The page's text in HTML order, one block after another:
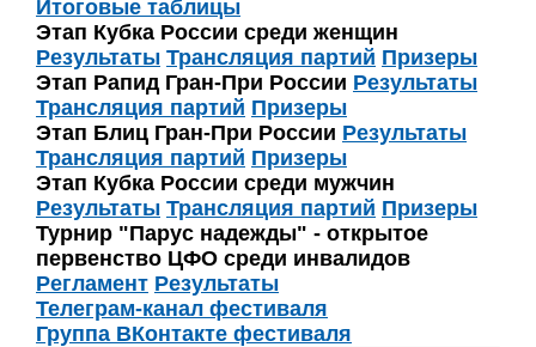
Итоговые таблицы
Этап Кубка России среди женщин
Результаты Трансляция партий Призеры
Этап Рапид Гран-При России Результаты
Трансляция партий Призеры
Этап Блиц Гран-При России Результаты
Трансляция партий Призеры
Этап Кубка России среди мужчин
Результаты Трансляция партий Призеры
Турнир "Парус надежды" - открытое
первенство ЦФО среди инвалидов
Регламент Результаты
Телеграм-канал фестиваля
Группа ВКонтакте фестиваля